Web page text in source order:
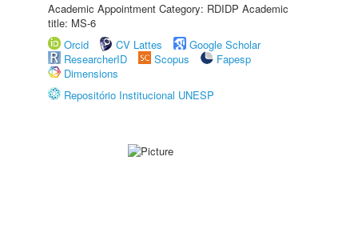
Academic Appointment Category: RDIDP Academic
title: MS-6
Orcid
CV Lattes
Google Scholar
ResearcherID
Scopus
Fapesp
Dimensions
Repositório Institucional UNESP